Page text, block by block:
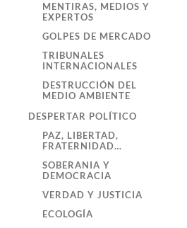
MENTIRAS, MEDIOS Y
EXPERTOS
GOLPES DE MERCADO
TRIBUNALES
INTERNACIONALES
DESTRUCCIÓN DEL
MEDIO AMBIENTE
DESPERTAR POLÍTICO
PAZ, LIBERTAD,
FRATERNIDAD…
SOBERANIA Y
DEMOCRACIA
VERDAD Y JUSTICIA
ECOLOGÍA